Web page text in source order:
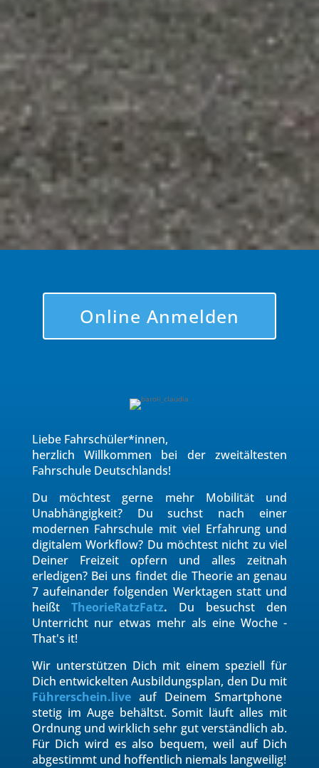
Online Anmelden
Liebe Fahrschüler*innen,
herzlich Willkommen bei der zweitältesten
Fahrschule Deutschlands!
Du möchtest gerne mehr Mobilität und
Unabhängigkeit? Du suchst nach einer
modernen Fahrschule mit viel Erfahrung und
digitalem Workflow? Du möchtest nicht zu viel
Deiner Freizeit opfern und alles zeitnah
erledigen? Bei uns findet die Theorie an genau
7 aufeinander folgenden Werktagen statt und
heißt TheorieRatzFatz. Du besuchst den
Unterricht nur etwas mehr als eine Woche -
That's it!
Wir unterstützen Dich mit einem speziell für
Dich entwickelten Ausbildungsplan, den Du mit
Führerschein.live auf Deinem Smartphone
stetig im Auge behältst. Somit läuft alles mit
Ordnung und wirklich sehr gut verständlich ab.
Für Dich wird es also bequem, weil auf Dich
abgestimmt und hoffentlich niemals langweilig!